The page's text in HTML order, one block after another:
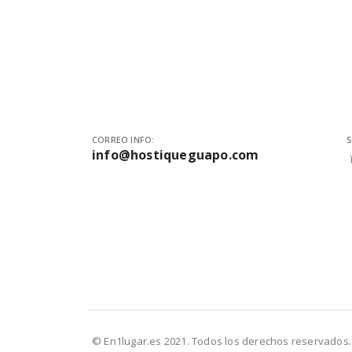
CORREO INFO:
info@hostiqueguapo.com
© En1lugar.es 2021. Todos los derechos reservados.